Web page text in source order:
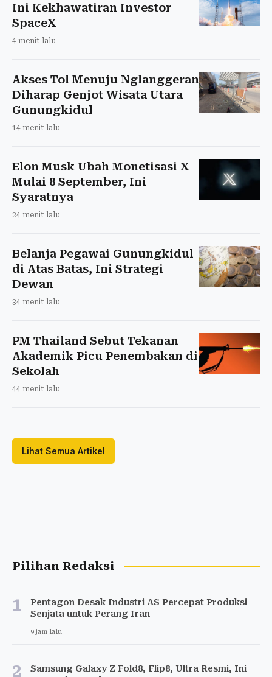
Ini Kekhawatiran Investor
SpaceX
4 menit lalu
Akses Tol Menuju Nglanggeran
Diharap Genjot Wisata Utara
Gunungkidul
14 menit lalu
Elon Musk Ubah Monetisasi X
Mulai 8 September, Ini
Syaratnya
24 menit lalu
Belanja Pegawai Gunungkidul
di Atas Batas, Ini Strategi
Dewan
34 menit lalu
PM Thailand Sebut Tekanan
Akademik Picu Penembakan di
Sekolah
44 menit lalu
Lihat Semua Artikel
Pilihan Redaksi
1
Pentagon Desak Industri AS Percepat Produksi
Senjata untuk Perang Iran
9 jam lalu
2
Samsung Galaxy Z Fold8, Flip8, Ultra Resmi, Ini